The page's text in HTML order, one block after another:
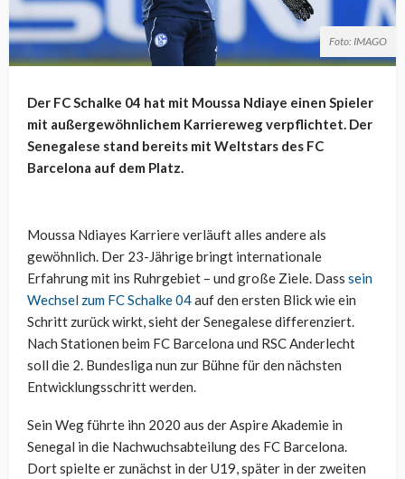
Foto: IMAGO
Der FC Schalke 04 hat mit Moussa Ndiaye einen Spieler
mit außergewöhnlichem Karriereweg verpflichtet. Der
Senegalese stand bereits mit Weltstars des FC
Barcelona auf dem Platz.
Moussa Ndiayes Karriere verläuft alles andere als
gewöhnlich. Der 23-Jährige bringt internationale
Erfahrung mit ins Ruhrgebiet – und große Ziele. Dass sein
Wechsel zum FC Schalke 04auf den ersten Blick wie ein
Schritt zurück wirkt, sieht der Senegalese differenziert.
Nach Stationen beim FC Barcelona und RSC Anderlecht
soll die 2. Bundesliga nun zur Bühne für den nächsten
Entwicklungsschritt werden.
Sein Weg führte ihn 2020 aus der Aspire Akademie in
Senegal in die Nachwuchsabteilung des FC Barcelona.
Dort spielte er zunächst in der U19, später in der zweiten